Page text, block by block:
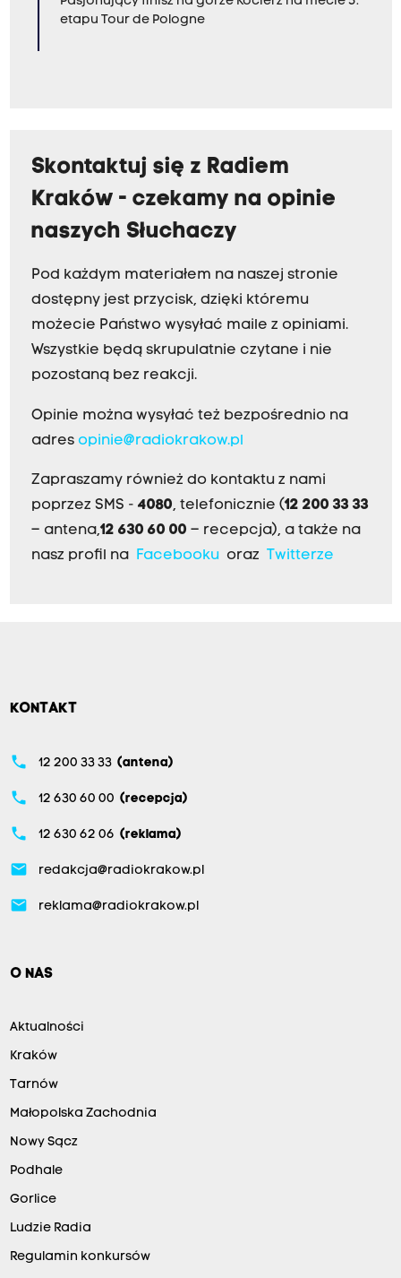
etapu Tour de Pologne
Skontaktuj się z Radiem
Kraków - czekamy na opinie
naszych Słuchaczy
Pod każdym materiałem na naszej stronie
dostępny jest przycisk, dzięki któremu
możecie Państwo wysyłać maile z opiniami.
Wszystkie będą skrupulatnie czytane i nie
pozostaną bez reakcji.
Opinie można wysyłać też bezpośrednio na
adres opinie@radiokrakow.pl
Zapraszamy również do kontaktu z nami
poprzez SMS - 4080, telefonicznie (12 200 33 33
– antena,12 630 60 00 – recepcja), a także na
nasz profil na
Facebookuoraz Twitterze
KONTAKT
phone 12 200 33 33 (antena)
phone 12 630 60 00 (recepcja)
phone 12 630 62 06 (reklama)
email redakcja@radiokrakow.pl
email reklama@radiokrakow.pl
O NAS
Aktualności
Kraków
Tarnów
Małopolska Zachodnia
Nowy Sącz
Podhale
Gorlice
Ludzie Radia
Regulamin konkursów